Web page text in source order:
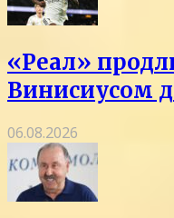
«Реал»
Винисиусом
06.08.2026